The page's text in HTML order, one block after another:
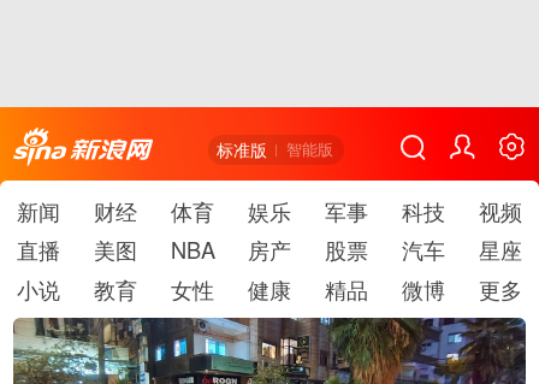
标准版 智能版
新闻 财经 体育 娱乐 军事 科技
视频
直播
美图 NBA 房产 股票 汽车
星座
小说
教育 女性 健康 精品 微博 更多